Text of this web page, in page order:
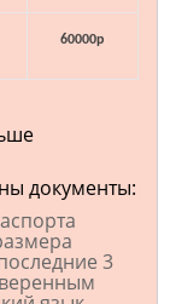
60000р
документы:
3